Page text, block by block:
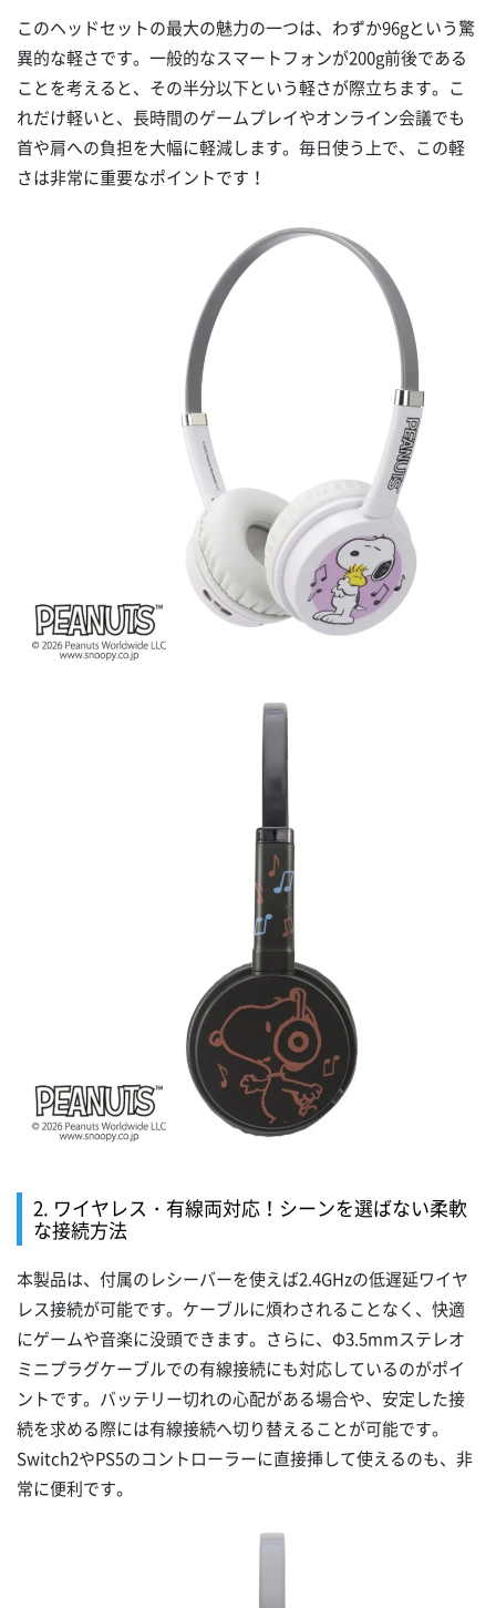
このヘッドセットの最大の魅力の一つは、わずか96gという驚
異的な軽さです。一般的なスマートフォンが200g前後である
ことを考えると、その半分以下という軽さが際立ちます。こ
れだけ軽いと、長時間のゲームプレイやオンライン会議でも
首や肩への負担を大幅に軽減します。毎日使う上で、この軽
さは非常に重要なポイントです！
2. ワイヤレス・有線両対応！シーンを選ばない柔軟
な接続方法
本製品は、付属のレシーバーを使えば2.4GHzの低遅延ワイヤ
レス接続が可能です。ケーブルに煩わされることなく、快適
にゲームや音楽に没頭できます。さらに、Φ3.5mmステレオ
ミニプラグケーブルでの有線接続にも対応しているのがポイ
ントです。バッテリー切れの心配がある場合や、安定した接
続を求める際には有線接続へ切り替えることが可能です。
Switch2やPS5のコントローラーに直接挿して使えるのも、非
常に便利です。